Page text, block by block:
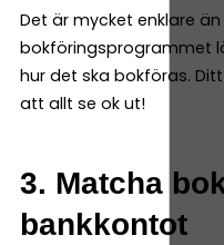
Det är mycket enklare
bokföringsprogrammet
hur det ska bokföras.
att allt se ok ut!
3. Matcha
bankkontot